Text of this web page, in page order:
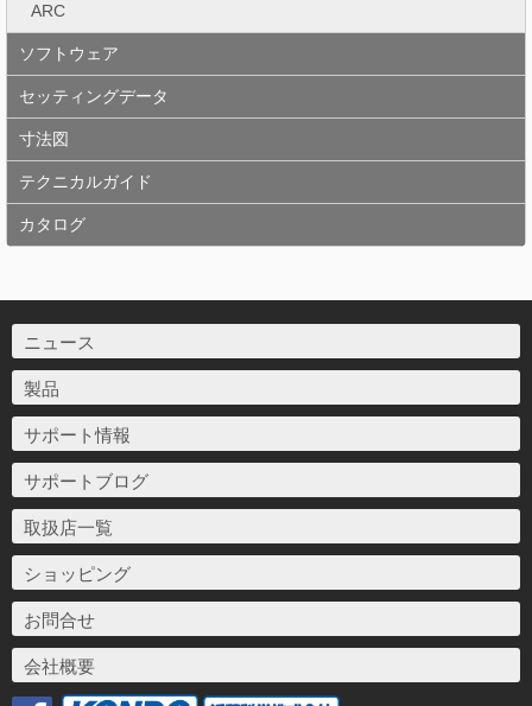
ARC
ソフトウェア
セッティングデータ
寸法図
テクニカルガイド
カタログ
ニュース
製品
サポート情報
サポートブログ
取扱店一覧
ショッピング
お問合せ
会社概要